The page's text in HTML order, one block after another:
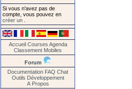
Si vous n'avez pas de
compte, vous pouvez en
créer un
Accueil Courses Agenda
Classement Mobiles
Forum
Documentation FAQ Chat
Outils Développement
A Propos